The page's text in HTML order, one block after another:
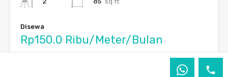
Disewa
Rp150.0 Ribu/Meter/Bulan